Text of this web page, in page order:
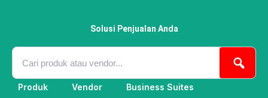
Solusi Penjualan Anda
Produk Vendor
Business Suites